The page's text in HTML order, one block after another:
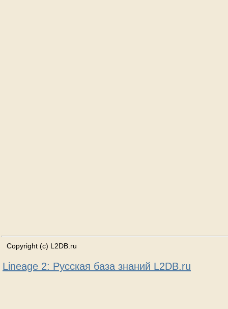
Copyright (c) L2DB.ru
Lineage 2: Русская база знаний L2DB.ru